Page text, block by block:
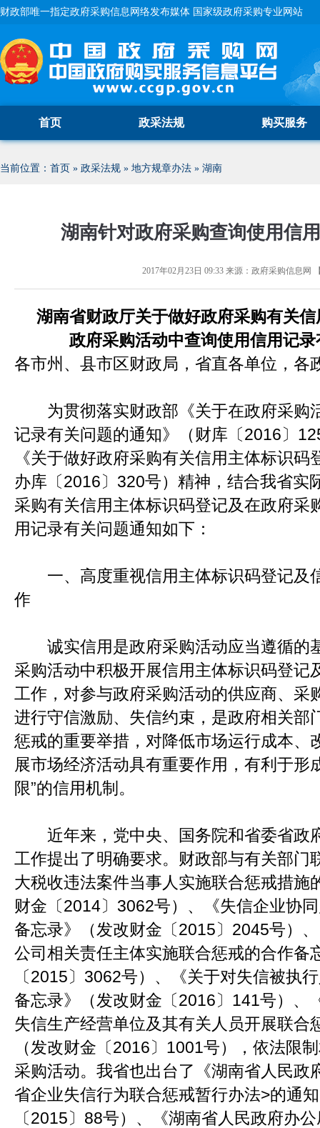
财政部唯一指定政府采购信息网络发布媒体 国家级政府采购专业网站
首页 政采法规 购买服务
当前位置： 首页 » 政采法规 » 地方规章办法 » 湖南
湖南针对政府采购查询使用信
2017年02月23日 09:33来源： 政府采购信息网
湖南省财政厅关于做好政府采购有关
政府采购活动中查询使用信用记
各市州、县市区财政局，省直各单位，各
为贯彻落实财政部《关于在政府采购
记录有关问题的通知》（财库〔2016〕
《关于做好政府采购有关信用主体标识
办库〔2016〕320号）精神，结合我省实
采购有关信用主体标识码登记及在政府采
用记录有关问题通知如下：
一、高度重视信用主体标识码登记及
作
诚实信用是政府采购活动应当遵循的
采购活动中积极开展信用主体标识码登记
工作，对参与政府采购活动的供应商、采
进行守信激励、失信约束，是政府相关部
惩戒的重要举措，对降低市场运行成本、
展市场经济活动具有重要作用，有利于形
限”的信用机制。
近年来，党中央、国务院和省委省政
工作提出了明确要求。财政部与有关部门
大税收违法案件当事人实施联合惩戒措施
财金〔2014〕3062号）、《失信企业协同
备忘录》（发改财金〔2015〕2045号）
公司相关责任主体实施联合惩戒的合作备
〔2015〕3062号）、《关于对失信被执
备忘录》（发改财金〔2016〕141号）、
失信生产经营单位及其有关人员开展联合
（发改财金〔2016〕1001号），依法限
采购活动。我省也出台了《湖南省人民政
省企业失信行为联合惩戒暂行办法>的通
〔2015〕88号）、《湖南省人民政府办